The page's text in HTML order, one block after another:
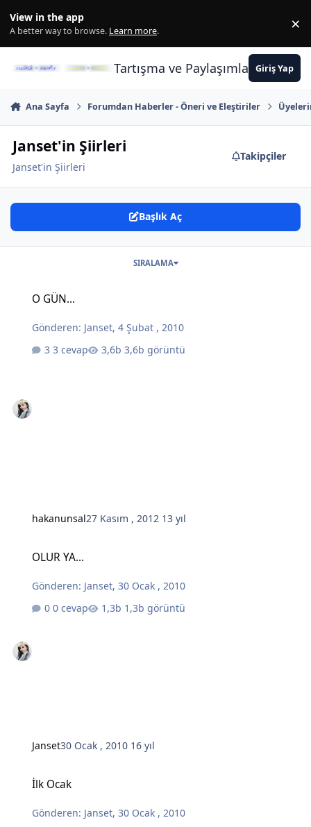
View in the app
A better way to browse. Learn more. ×
Tartışma ve PaylaşımlarınGiriş Yap
Ana Sayfa Forumdan Haberler - Öneri ve Eleştiriler
Janset'in Şiirleri
Janset'in Şiirleri
Takipçiler
Başlık Aç
SIRALAMA
O GÜN...
Gönderen: Janset,4 Şubat , 2010
3 cevap
3,6b görüntü
hakanunsal27 Kasım , 2012 13 yıl
OLUR YA...
Gönderen: Janset,30 Ocak , 2010
0 cevap
1,3b görüntü
Janset30 Ocak , 2010 16 yıl
İlk Ocak
Gönderen: Janset,30 Ocak , 2010